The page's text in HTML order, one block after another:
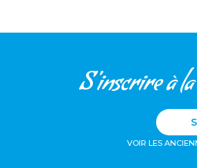
S'inscrire à
VOIR LES